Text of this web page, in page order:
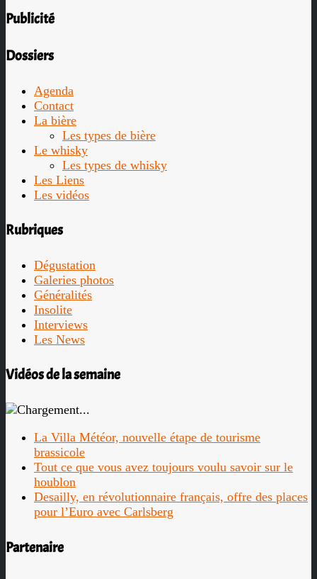
Publicité
Dossiers
Agenda
Contact
La bière
Les types de bière
Le whisky
Les types de whisky
Les Liens
Les vidéos
Rubriques
Dégustation
Galeries photos
Généralités
Insolite
Interviews
Les News
Vidéos de la semaine
La Villa Météor, nouvelle étape de tourisme
brassicole
Tout ce que vous avez toujours voulu savoir sur le
houblon
Desailly, en révolutionnaire français, offre des places
pour l’Euro avec Carlsberg
Partenaire